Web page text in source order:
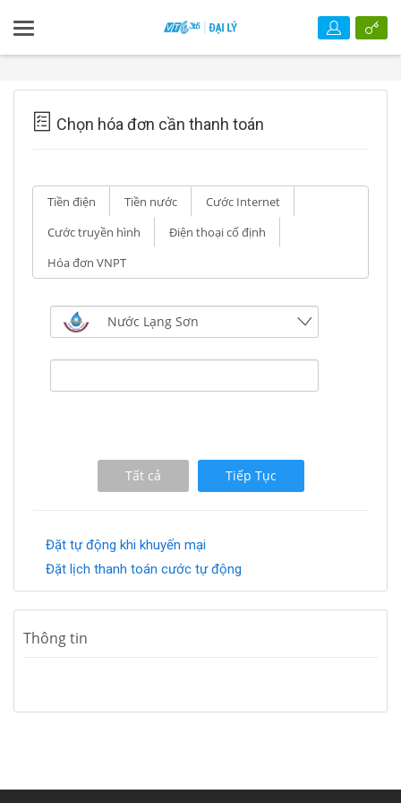
Chọn hóa đơn cần thanh toán
Tiền điện Tiền nước
Cước Internet
Cước truyền hình
Điện thoại cố định
Hóa đơn VNPT
Tất cả Tiếp Tục
Đặt tự động khi khuyến mại
Đặt lịch thanh toán cước tự động
Thông tin